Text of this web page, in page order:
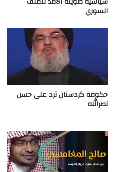
السوري
حكومة كردستان ترد على حسن
نصرالله